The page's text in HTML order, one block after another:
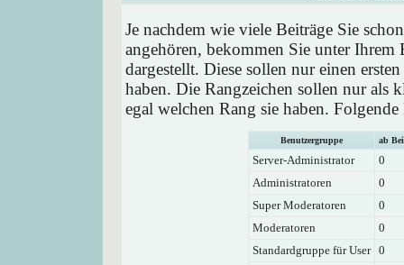
Je nachdem wie viele Beiträge Sie
angehören, bekommen Sie unter Ihrem
dargestellt. Diese sollen nur einen
haben. Die Rangzeichen sollen nur als
egal welchen Rang sie haben.
Benutzergruppe ab
Server-Administrator
0
Administratoren
0
Super Moderatoren
0
Moderatoren
0
Standardgruppe für User 0